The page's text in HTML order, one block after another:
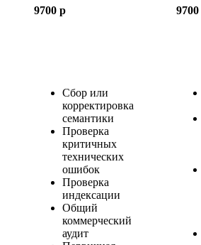
9700 p 9700
Сбор или
корректировка
семантики
Проверка
критичных
технических
ошибок
Проверка
индексации
Общий
коммерческий
аудит